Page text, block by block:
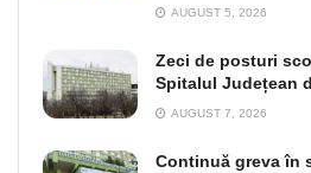
AUGUST 5, 2026
Zeci de posturi
Spitalul Județean
AUGUST 7, 2026
Continuă greva în